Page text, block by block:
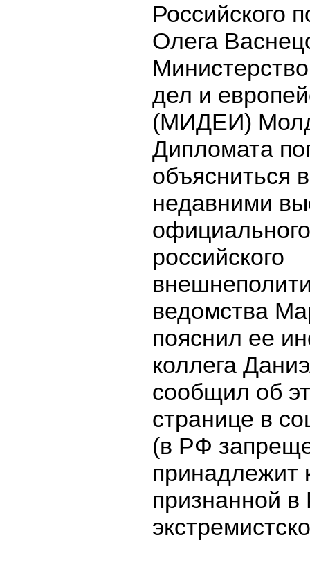
Российского
Олега
дел и
(МИДЕИ)
Дипломата
объясниться
недавними
российского
ведомства
пояснил ее
коллега
сообщил об
странице в
(в РФ
принадлежит
признанной в